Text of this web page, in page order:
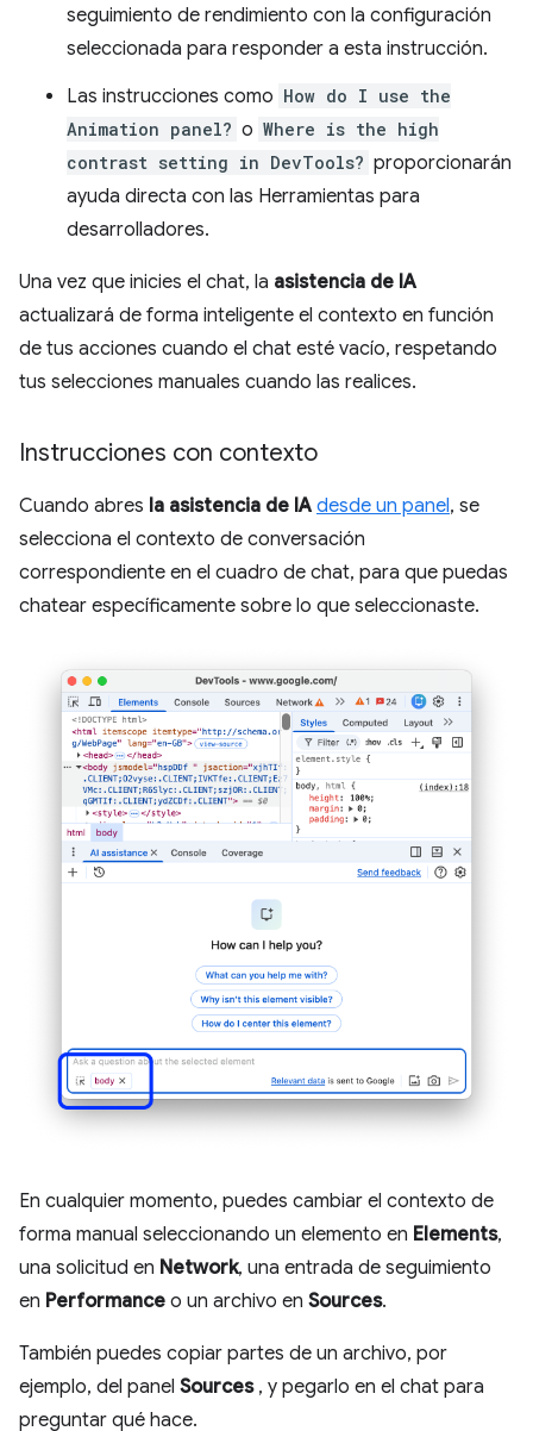
seguimiento de rendimiento con la configuración
seleccionada para responder a esta instrucción.
Las instrucciones como How do I use the
Animation panel? o Where is the high
contrast setting in DevTools? proporcionarán
ayuda directa con las Herramientas para
desarrolladores.
Una vez que inicies el chat, la asistencia de IA
actualizará de forma inteligente el contexto en función
de tus acciones cuando el chat esté vacío, respetando
tus selecciones manuales cuando las realices.
Instrucciones con contexto
Cuando abres la asistencia de IA desde un panel, se
selecciona el contexto de conversación
correspondiente en el cuadro de chat, para que puedas
chatear específicamente sobre lo que seleccionaste.
En cualquier momento, puedes cambiar el contexto de
forma manual seleccionando un elemento en Elements,
una solicitud en Network, una entrada de seguimiento
en Performance o un archivo en Sources.
También puedes copiar partes de un archivo, por
ejemplo, del panel Sources, y pegarlo en el chat para
preguntar qué hace.